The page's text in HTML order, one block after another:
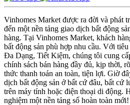
Vinhomes Market được ra đời và phát
đến một nền tảng giao dịch bất động
hàng. Tại Vinhomes Market, khách
bất động sản phù hợp nhu cầu. Với
Đa Dạng, Tiết Kiệm, chúng tôi cung
chính sách bán hàng đầy đủ, kịp thời,
thức thanh toán an toàn, tiện lợi. Giờ
dịch bất động sản ở bất cứ đâu, bất cứ
trên máy tính hoặc điện thoại di động.
nghiệm một nền tảng số hoàn toàn mới!